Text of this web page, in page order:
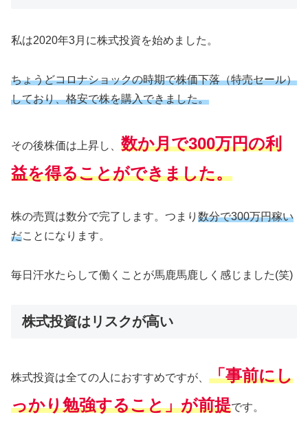
私は2020年3月に株式投資を始めました。
ちょうどコロナショックの時期で株価下落（特売セール）
しており、格安で株を購入できました。
その後株価は上昇し、 数か月で300万円の利
益を得ることができました。
株の売買は数分で完了します。つまり 数分で300万円稼い
だことになります。
毎日汗水たらして働くことが馬鹿馬鹿しく感じました(笑)
株式投資はリスクが高い
株式投資は全ての人におすすめですが、 「事前にし
っかり勉強すること」が前提です。